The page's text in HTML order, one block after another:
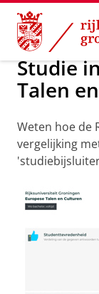
Skip
Content
Skip
Navigation
Onderwijs
Studie
Talen
Weten hoe de
vergelijking